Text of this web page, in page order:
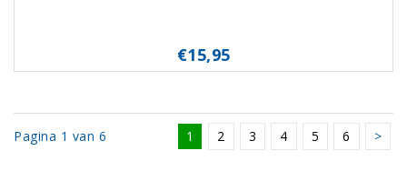
€15,95
Pagina 1 van 6 1 2 3 4 5 6 >